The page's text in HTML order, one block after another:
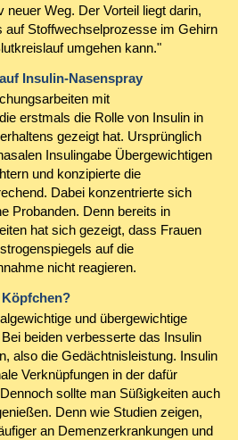
neuer Weg. Der Vorteil liegt darin,
auf Stoffwechselprozesse im Gehirn
umgehen kann."
Insulin-Nasenspray
mit
erstmals die Rolle von Insulin in
gezeigt hat. Ursprünglich
Insulingabe Übergewichtigen
und konzipierte die
Dabei konzentrierte sich
Probanden. Denn bereits in
hat sich gezeigt, dass Frauen
auf die
nicht reagieren.
und übergewichtige
beiden verbesserte das Insulin
also die Gedächtnisleistung. Insulin
Verknüpfungen in der dafür
sollte man Süßigkeiten auch
Denn wie Studien zeigen,
an Demenzerkrankungen und